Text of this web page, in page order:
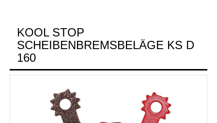
KOOL STOP
SCHEIBENBREMSBELÄGE KS D
160